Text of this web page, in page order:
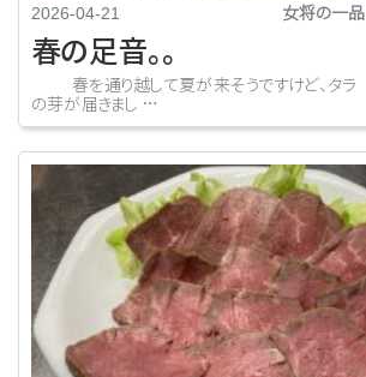
女将の一品
2026-04-21
春の足音。。
春を通り越して夏が来そうですけど、タラ
の芽が届きまし …